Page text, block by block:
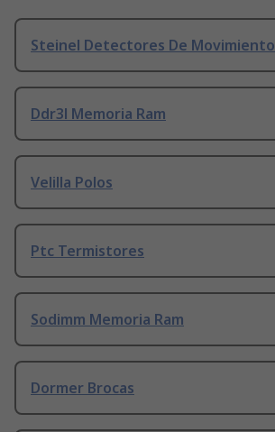
Steinel Detectores De Movimiento
Ddr3l Memoria Ram
Velilla Polos
Ptc Termistores
Sodimm Memoria Ram
Dormer Brocas